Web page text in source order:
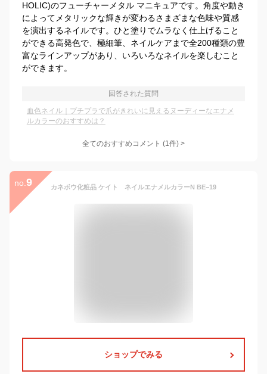
HOLIC)のフューチャーメタル マニキュアです。角度や動き
によってメタリックな輝きが変わるさまざまな色味や質感
を演出するネイルです。ひと塗りでムラなく仕上げること
ができる高発色で、極細筆、ネイルケアまで全200種類の豊
富なラインアップがあり、いろいろなネイルを楽しむこと
ができます。
回答された質問
血色ネイル｜プチプラで爪がきれいに見えるヌーディーなエナメ
ルカラーのおすすめは？
全てのおすすめコメント (1件) >
no. 9 カネボウ化粧品 ケイト ネイルエナメルカラーN BE−19
ショップでみる